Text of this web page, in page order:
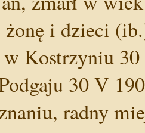
żonę i dzieci
w Kostrzyniu
30 V
radny